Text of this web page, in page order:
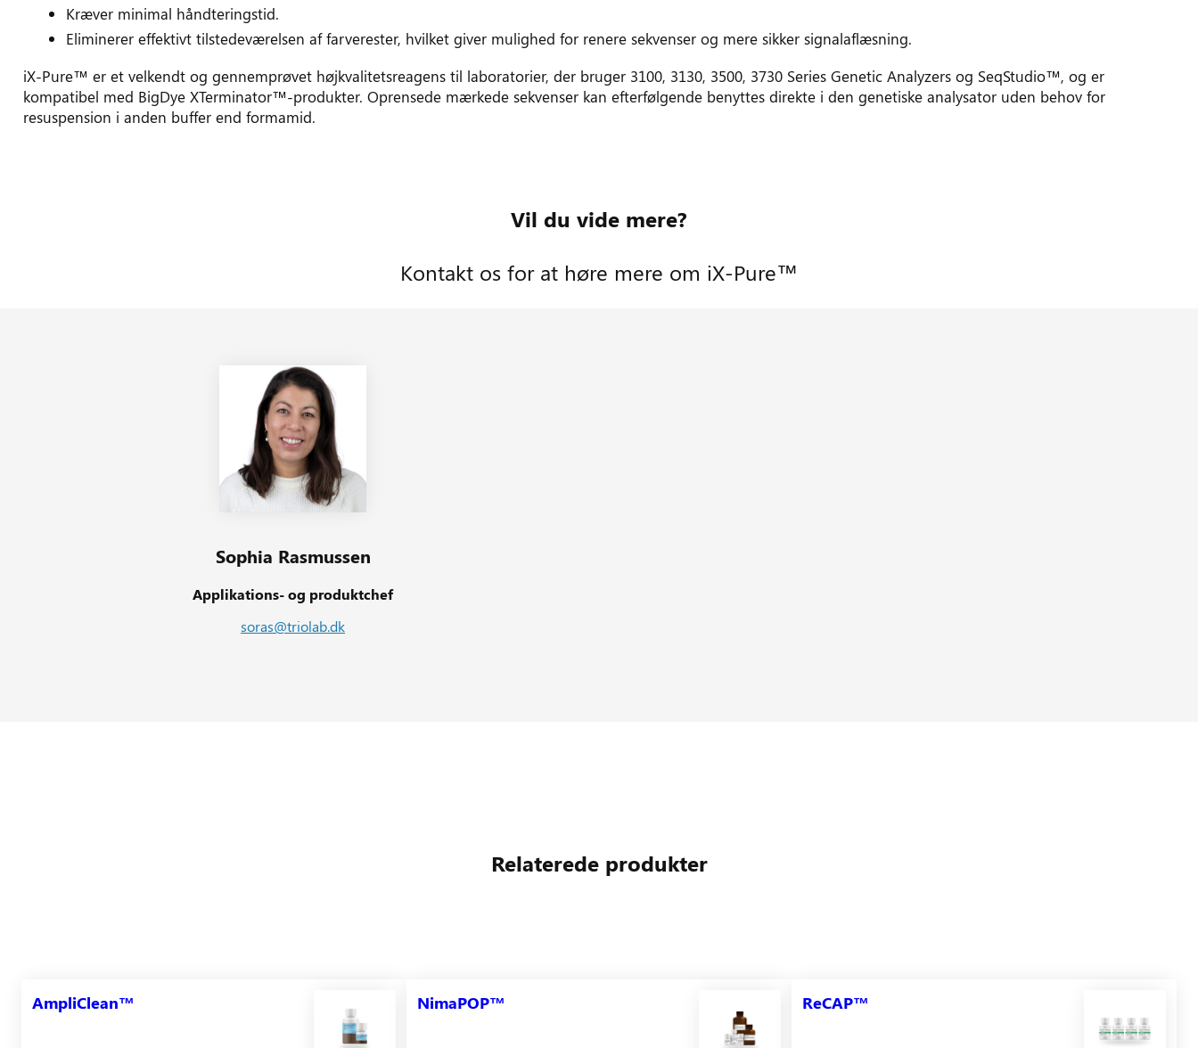
Kræver minimal håndteringstid.
Eliminerer effektivt tilstedeværelsen af ​​farverester, hvilket giver mulighed for renere sekvenser og mere sikker signalaflæsning.
iX-Pure™ er et velkendt og gennemprøvet højkvalitetsreagens til laboratorier, der bruger 3100, 3130, 3500, 3730 Series Genetic Analyzers og SeqStudio™, og er
kompatibel med BigDye XTerminator™-produkter. Oprensede mærkede sekvenser kan efterfølgende benyttes direkte i den genetiske analysator uden behov for
resuspension i anden buffer end formamid.
Vil du vide mere?
Kontakt os for at høre mere om iX-Pure™
Sophia Rasmussen
Applikations- og produktchef
soras@triolab.dk
Relaterede produkter
AmpliClean™ NimaPOP™ ReCAP™